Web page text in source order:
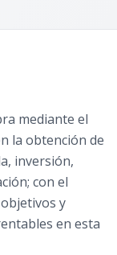
mediante el
la obtención de
inversión,
con el
y
en esta